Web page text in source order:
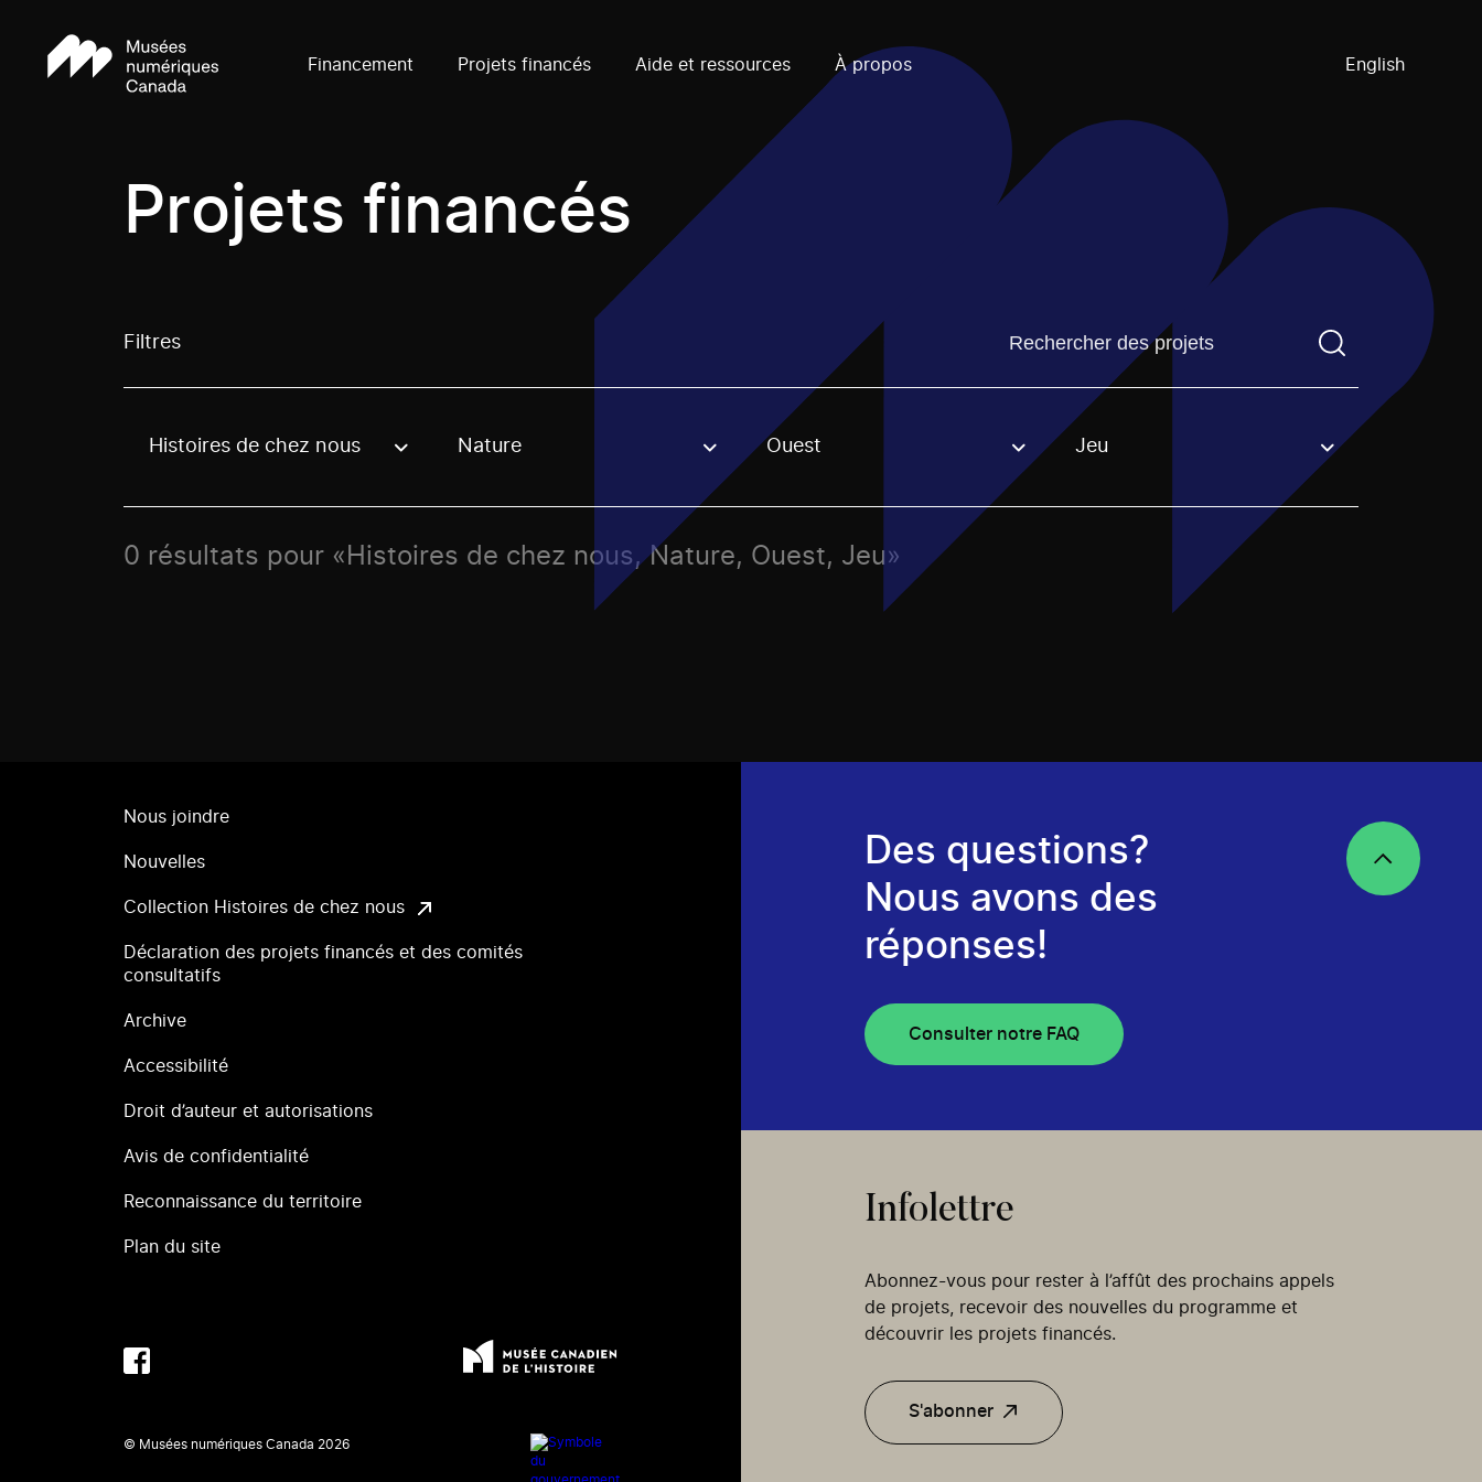
Financement Projets financés Aide et ressources À propos English
Projets financés
Filtres Trouvez un projetVous devez saisir un terme de
Use these options to filter projects by topic, stream or regon. The filter will be applied when selecting an option.
Histoires de chez nous Nature Ouest Jeu
0 résultats pour «Histoires de chez nous, Nature, Ouest, Jeu»
Nous joindre
Nouvelles
Collection Histoires de chez nous
Déclaration des projets financés et des comités
consultatifs
Archive
Accessibilité
Droit d’auteur et autorisations
Avis de confidentialité
Reconnaissance du territoire
Plan du site
© Musées numériques Canada 2026
Des questions?
Nous avons des
réponses!
Consulter notre FAQ
Infolettre
Abonnez-vous pour rester à l’affût des prochains appels
de projets, recevoir des nouvelles du programme et
découvrir les projets financés.
S'abonner